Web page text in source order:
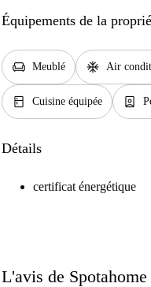
Équipements de la
chair Meublé ac_unit Air
kitchen Cuisine équipée person_book
Détails
certificat énergétique
L'avis de Spotahome